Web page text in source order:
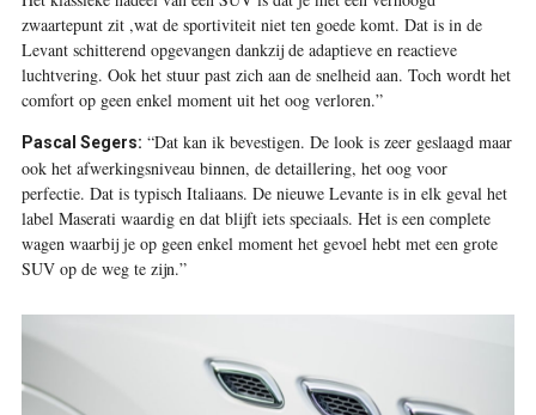
zwaartepunt zit ,wat de sportiviteit niet ten goede komt. Dat is in de
Levant schitterend opgevangen dankzij de adaptieve en reactieve
luchtvering. Ook het stuur past zich aan de snelheid aan. Toch wordt het
comfort op geen enkel moment uit het oog verloren.”
Pascal Segers: “Dat kan ik bevestigen. De look is zeer geslaagd maar
ook het afwerkingsniveau binnen, de detaillering, het oog voor
perfectie. Dat is typisch Italiaans. De nieuwe Levante is in elk geval het
label Maserati waardig en dat blijft iets speciaals. Het is een complete
wagen waarbij je op geen enkel moment het gevoel hebt met een grote
SUV op de weg te zijn.”